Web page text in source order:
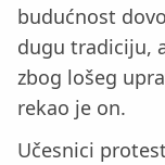
budućnost
dugu tradiciju,
zbog lošeg
rekao je on.
Učesnici